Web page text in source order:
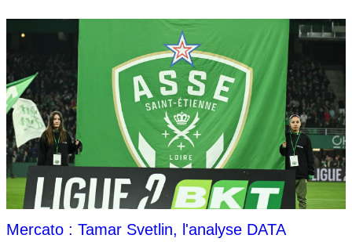
Mercato : Tamar Svetlin, l'analyse DATA